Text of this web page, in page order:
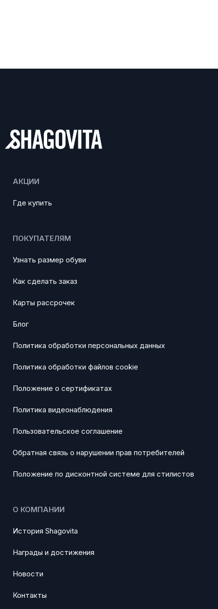
АКЦИИ
Где купить
ПОКУПАТЕЛЯМ
Узнать размер обуви
Как сделать заказ
Карты рассрочек
Блог
Политика обработки персональных данных
Политика обработки файлов cookie
Положение о сертификатах
Политика видеонаблюдения
Пользовательское соглашение
Обратная связь о нарушении прав потребителей
Положение по дисконтной системе для стилистов
О КОМПАНИИ
История Shagovita
Награды и достижения
Новости
Контакты